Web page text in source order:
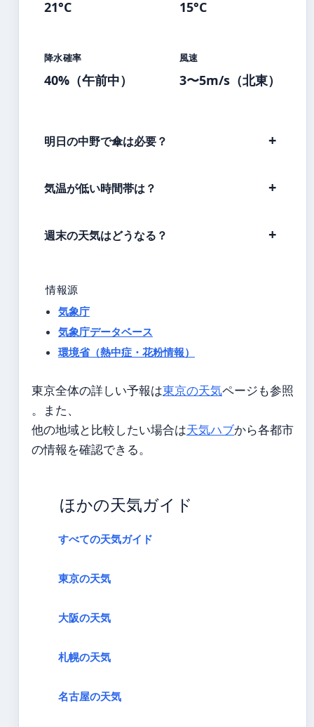
21°C 15°C
降水確率
40%（午前中）
風速
3〜5m/s（北東）
明日の中野で傘は必要？
気温が低い時間帯は？
週末の天気はどうなる？
情報源
気象庁
気象庁データベース
環境省（熱中症・花粉情報）
東京全体の詳しい予報は東京の天気ページも参照
。また、
他の地域と比較したい場合は天気ハブから各都市
の情報を確認できる。
ほかの天気ガイド
すべての天気ガイド
東京の天気
大阪の天気
札幌の天気
名古屋の天気